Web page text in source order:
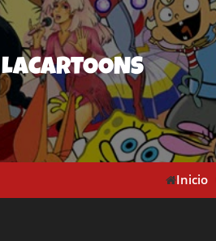
LACARTOONS
Inicio